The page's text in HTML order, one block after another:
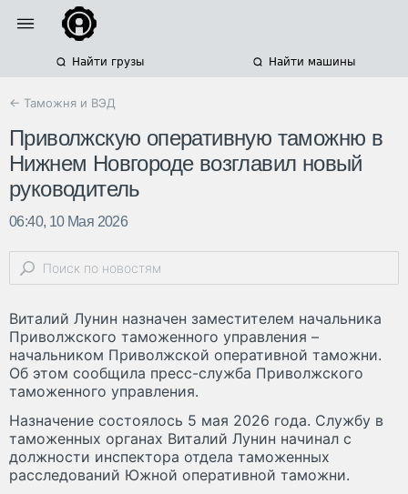
Найти грузы Найти машины
← Таможня и ВЭД
Приволжскую оперативную таможню в
Нижнем Новгороде возглавил новый
руководитель
06:40, 10 Мая 2026
Виталий Лунин назначен заместителем начальника
Приволжского таможенного управления –
начальником Приволжской оперативной таможни.
Об этом сообщила пресс-служба Приволжского
таможенного управления.
Назначение состоялось 5 мая 2026 года. Службу в
таможенных органах Виталий Лунин начинал с
должности инспектора отдела таможенных
расследований Южной оперативной таможни.